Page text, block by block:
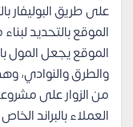
الموقع بالتحديد
الموقع يجعل المول
والطرق والنوادي،
من الزوار على
العملاء بالبراند